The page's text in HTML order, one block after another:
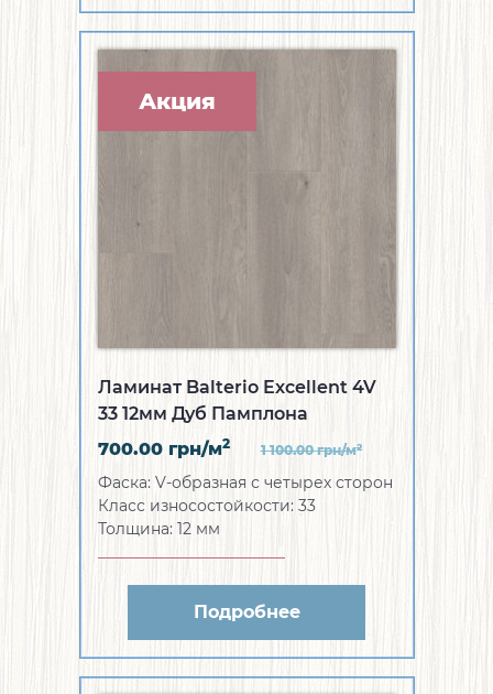
Акция
Ламинат Balterio Excellent 4V
33 12мм Дуб Памплона
700.00 грн/м2 1 100.00грн/м2
Фаска: V-образная с четырех сторон
Класс износостойкости: 33
Толщина: 12 мм
Подробнее